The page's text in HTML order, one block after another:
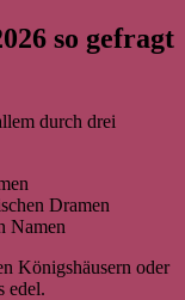
so gefragt
durch drei
Dramen
Namen
Königshäusern oder
edel.